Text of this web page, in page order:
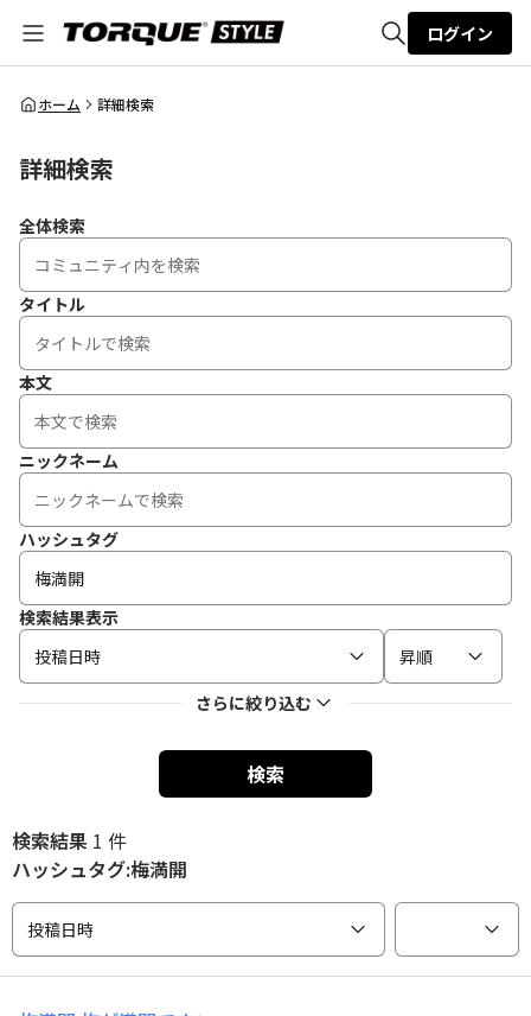
全体検索
ログイン
ホーム 詳細検索
詳細検索
全体検索
タイトル
本文
ニックネーム
ハッシュタグ
検索結果表示
投稿日時
昇順
さらに絞り込む
検索
検索結果 1 件
ハッシュタグ:梅満開
投稿日時